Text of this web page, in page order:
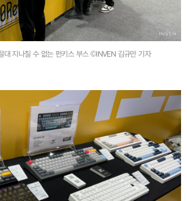
대 지나칠 수 없는 펀키스 부스 ©INVEN 김규만 기자